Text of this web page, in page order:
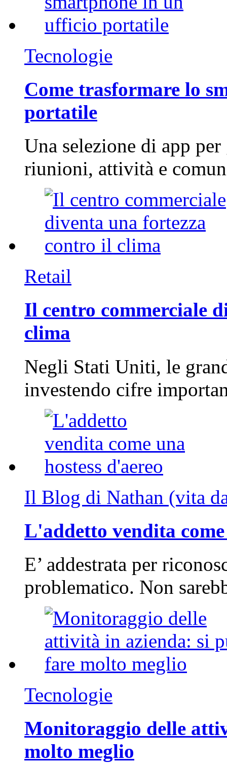
Tecnologie
Come trasformare lo
portatile
Una selezione di app
riunioni, attività e
Retail
Il centro commerciale
clima
Negli Stati Uniti, le
investendo cifre
Il Blog di Nathan (vita
L'addetto vendita
E’ addestrata per
problematico. Non
Tecnologie
Monitoraggio delle
molto meglio